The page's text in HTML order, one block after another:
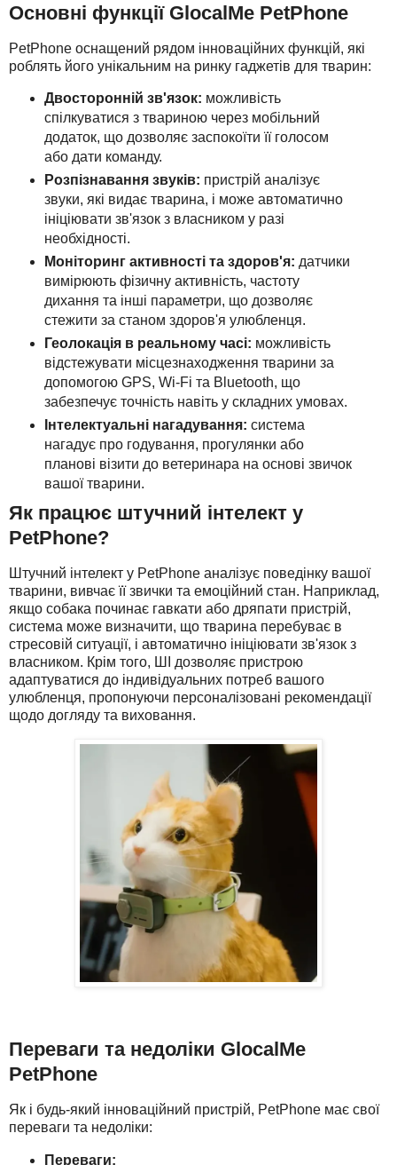
Основні функції GlocalMe PetPhone
PetPhone оснащений рядом інноваційних функцій, які
роблять його унікальним на ринку гаджетів для тварин:
Двосторонній зв'язок: можливість
спілкуватися з твариною через мобільний
додаток, що дозволяє заспокоїти її голосом
або дати команду.
Розпізнавання звуків: пристрій аналізує
звуки, які видає тварина, і може автоматично
ініціювати зв'язок з власником у разі
необхідності.
Моніторинг активності та здоров'я: датчики
вимірюють фізичну активність, частоту
дихання та інші параметри, що дозволяє
стежити за станом здоров'я улюбленця.
Геолокація в реальному часі: можливість
відстежувати місцезнаходження тварини за
допомогою GPS, Wi-Fi та Bluetooth, що
забезпечує точність навіть у складних умовах.
Інтелектуальні нагадування: система
нагадує про годування, прогулянки або
планові візити до ветеринара на основі звичок
вашої тварини.
Як працює штучний інтелект у
PetPhone?
Штучний інтелект у PetPhone аналізує поведінку вашої
тварини, вивчає її звички та емоційний стан. Наприклад,
якщо собака починає гавкати або дряпати пристрій,
система може визначити, що тварина перебуває в
стресовій ситуації, і автоматично ініціювати зв'язок з
власником. Крім того, ШІ дозволяє пристрою
адаптуватися до індивідуальних потреб вашого
улюбленця, пропонуючи персоналізовані рекомендації
щодо догляду та виховання.
Переваги та недоліки GlocalMe
PetPhone
Як і будь-який інноваційний пристрій, PetPhone має свої
переваги та недоліки:
Переваги: